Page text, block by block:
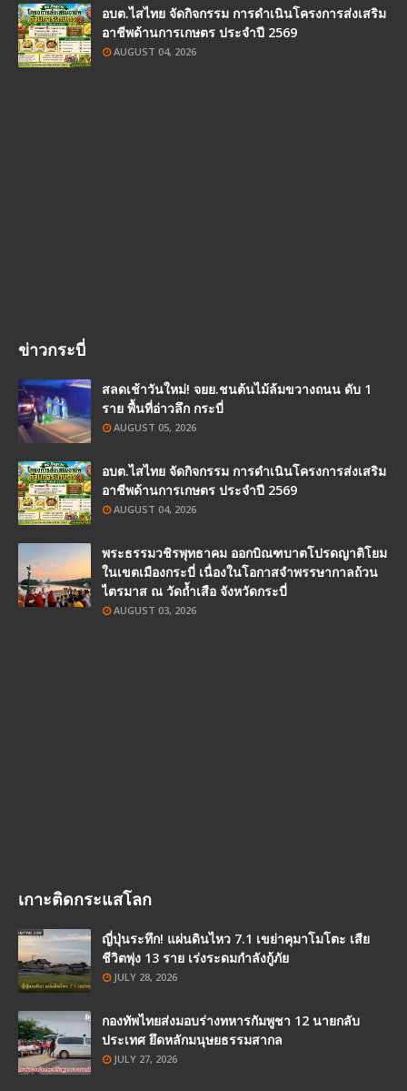
อบต.ไสไทย จัดกิจกรรม การดำเนินโครงการส่งเสริม
อาชีพด้านการเกษตร ประจำปี 2569
AUGUST 04, 2026
ข่าวกระบี่
สลดเช้าวันใหม่! จยย.ชนต้นไม้ล้มขวางถนน ดับ 1
ราย พื้นที่อ่าวลึก กระบี่
AUGUST 05, 2026
อบต.ไสไทย จัดกิจกรรม การดำเนินโครงการส่งเสริม
อาชีพด้านการเกษตร ประจำปี 2569
AUGUST 04, 2026
พระธรรมวชิรพุทธาคม ออกบิณฑบาตโปรดญาติโยม
ในเขตเมืองกระบี่ เนื่องในโอกาสจำพรรษากาลถ้วน
ไตรมาส ณ วัดถ้ำเสือ จังหวัดกระบี่
AUGUST 03, 2026
เกาะติดกระแสโลก
ญี่ปุ่นระทึก! แผ่นดินไหว 7.1 เขย่าคุมาโมโตะ เสีย
ชีวิตพุ่ง 13 ราย เร่งระดมกำลังกู้ภัย
JULY 28, 2026
กองทัพไทยส่งมอบร่างทหารกัมพูชา 12 นายกลับ
ประเทศ ยึดหลักมนุษยธรรมสากล
JULY 27, 2026